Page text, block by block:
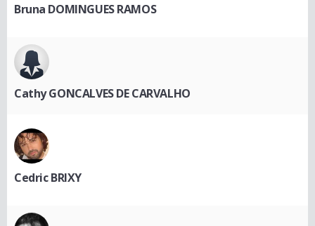
Bruna DOMINGUES RAMOS
Cathy GONCALVES DE CARVALHO
Cedric BRIXY